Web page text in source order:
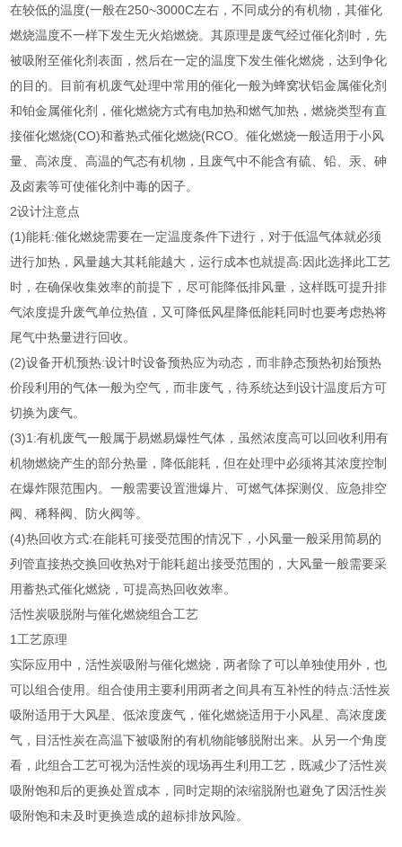
在较低的温度(一般在250~3000C左右，不同成分的有机物，其催化
燃烧温度不一样下发生无火焰燃烧。其原理是废气经过催化剂时，先
被吸附至催化剂表面，然后在一定的温度下发生催化燃烧，达到争化
的目的。目前有机废气处理中常用的催化一般为蜂窝状铝金属催化剂
和铂金属催化剂，催化燃烧方式有电加热和燃气加热，燃烧类型有直
接催化燃烧(CO)和蓄热式催化燃烧(RCO。催化燃烧一般适用于小风
量、高浓度、高温的气态有机物，且废气中不能含有硫、铅、汞、砷
及卤素等可使催化剂中毒的因子。
2设计注意点
(1)能耗:催化燃烧需要在一定温度条件下进行，对于低温气体就必须
进行加热，风量越大其耗能越大，运行成本也就提高:因此选择此工艺
时，在确保收集效率的前提下，尽可能降低排风量，这样既可提升排
气浓度提升废气单位热值，又可降低风星降低能耗同时也要考虑热将
尾气中热量进行回收。
(2)设备开机预热:设计时设备预热应为动态，而非静态预热初始预热
价段利用的气体一般为空气，而非废气，待系统达到设计温度后方可
切换为废气。
(3)1:有机废气一般属于易燃易爆性气体，虽然浓度高可以回收利用有
机物燃烧产生的部分热量，降低能耗，但在处理中必须将其浓度控制
在爆炸限范围内。一般需要设置泄爆片、可燃气体探测仪、应急排空
阀、稀释阀、防火阀等。
(4)热回收方式:在能耗可接受范围的情况下，小风量一般采用简易的
列管直接热交换回收热对于能耗超出接受范围的，大风量一般需要采
用蓄热式催化燃烧，可提高热回收效率。
活性炭吸脱附与催化燃烧组合工艺
1工艺原理
实际应用中，活性炭吸附与催化燃烧，两者除了可以单独使用外，也
可以组合使用。组合使用主要利用两者之间具有互补性的特点:活性炭
吸附适用于大风星、低浓度废气，催化燃烧适用于小风星、高浓度废
气，目活性炭在高温下被吸附的有机物能够脱附出来。从另一个角度
看，此组合工艺可视为活性炭的现场再生利用工艺，既减少了活性炭
吸附饱和后的更换处置成本，同时定期的浓缩脱附也避免了因活性炭
吸附饱和未及时更换造成的超标排放风险。